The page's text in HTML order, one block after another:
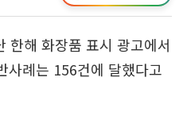
한해 화장품 표시 광고에서
사례는 156건에 달했다고